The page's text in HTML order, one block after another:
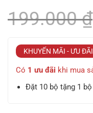
199.000₫
KHUYẾN MÃI - ƯU ĐÃI
Có 1 ưu đãi khi mua
Đặt 10 bộ tặng 1 bộ